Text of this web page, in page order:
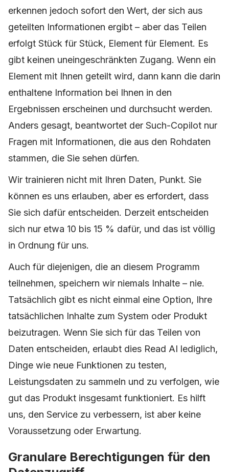
erkennen jedoch sofort den Wert, der sich aus
geteilten Informationen ergibt – aber das Teilen
erfolgt Stück für Stück, Element für Element. Es
gibt keinen uneingeschränkten Zugang. Wenn ein
Element mit Ihnen geteilt wird, dann kann die darin
enthaltene Information bei Ihnen in den
Ergebnissen erscheinen und durchsucht werden.
Anders gesagt, beantwortet der Such-Copilot nur
Fragen mit Informationen, die aus den Rohdaten
stammen, die Sie sehen dürfen.
Wir trainieren nicht mit Ihren Daten, Punkt. Sie
können es uns erlauben, aber es erfordert, dass
Sie sich dafür entscheiden. Derzeit entscheiden
sich nur etwa 10 bis 15 % dafür, und das ist völlig
in Ordnung für uns.
Auch für diejenigen, die an diesem Programm
teilnehmen, speichern wir niemals Inhalte – nie.
Tatsächlich gibt es nicht einmal eine Option, Ihre
tatsächlichen Inhalte zum System oder Produkt
beizutragen. Wenn Sie sich für das Teilen von
Daten entscheiden, erlaubt dies Read AI lediglich,
Dinge wie neue Funktionen zu testen,
Leistungsdaten zu sammeln und zu verfolgen, wie
gut das Produkt insgesamt funktioniert. Es hilft
uns, den Service zu verbessern, ist aber keine
Voraussetzung oder Erwartung.
Granulare Berechtigungen für den